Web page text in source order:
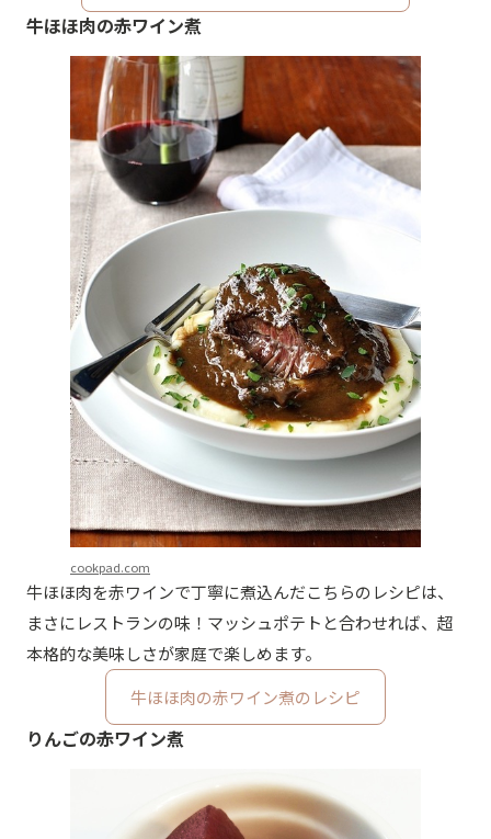
牛ほほ肉の赤ワイン煮
cookpad.com
牛ほほ肉を赤ワインで丁寧に煮込んだこちらのレシピは、
まさにレストランの味！マッシュポテトと合わせれば、超
本格的な美味しさが家庭で楽しめます。
牛ほほ肉の赤ワイン煮のレシピ
りんごの赤ワイン煮